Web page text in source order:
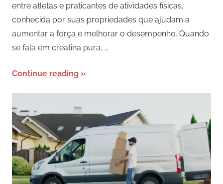
entre atletas e praticantes de atividades físicas,
conhecida por suas propriedades que ajudam a
aumentar a força e melhorar o desempenho. Quando
se fala em creatina pura, …
Continue reading